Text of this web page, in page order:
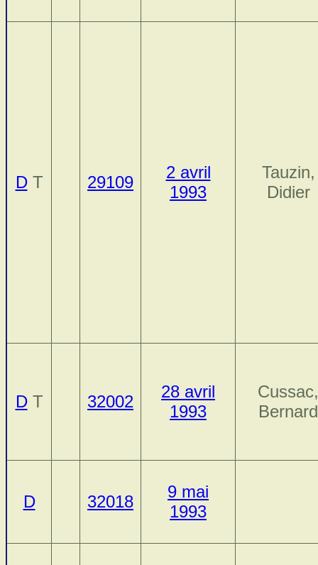
DT 29109
2 avril
1993
Tauzin,
Didier
DT 32002
28 avril
1993
Cussac,
Bernard
D 32018
9 mai
1993